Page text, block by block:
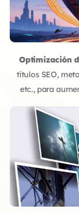
Optimización
títulos SEO,
etc., para